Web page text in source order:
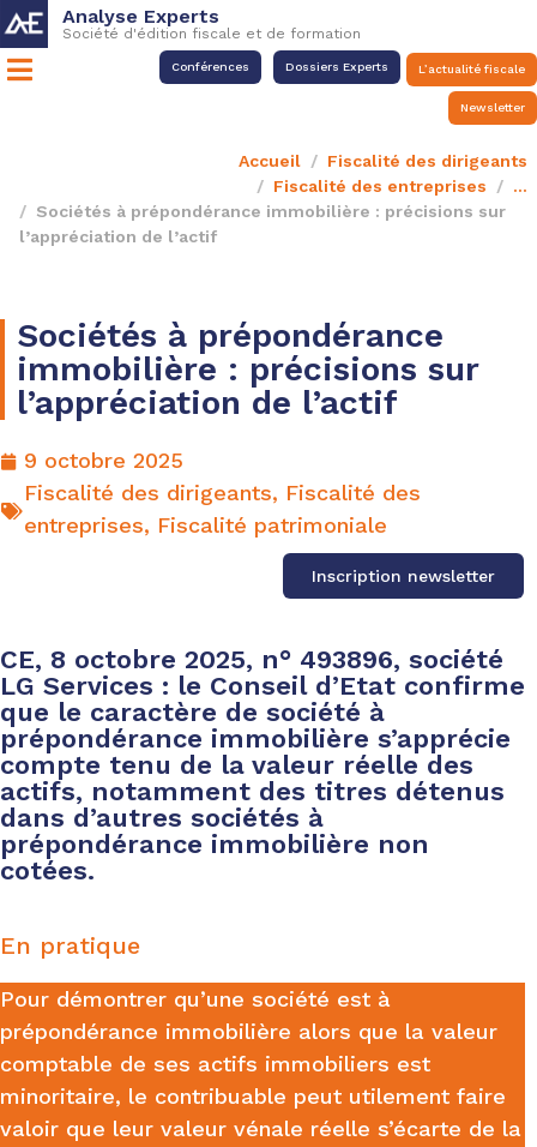
Analyse Experts
Société d'édition fiscale et de formation
Conférences Dossiers Experts L’actualité fiscale
Newsletter
Accueil
Fiscalité des dirigeants
Fiscalité des entreprises
...
Sociétés à prépondérance immobilière : précisions sur
l’appréciation de l’actif
Sociétés à prépondérance
immobilière : précisions sur
l’appréciation de l’actif
9 octobre 2025
Fiscalité des dirigeants, Fiscalité des
entreprises, Fiscalité patrimoniale
Inscription newsletter
CE, 8 octobre 2025, n° 493896, société
LG Services : le Conseil d’Etat confirme
que le caractère de société à
prépondérance immobilière s’apprécie
compte tenu de la valeur réelle des
actifs, notamment des titres détenus
dans d’autres sociétés à
prépondérance immobilière non
cotées.
En pratique
Pour démontrer qu’une société est à
prépondérance immobilière alors que la valeur
comptable de ses actifs immobiliers est
minoritaire, le contribuable peut utilement faire
valoir que leur valeur vénale réelle s’écarte de la